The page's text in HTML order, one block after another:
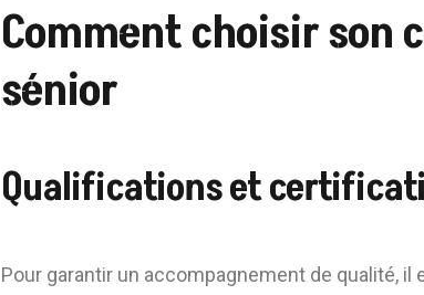
Comment choisir son
sénior
Qualifications et
Pour garantir un accompagnement de qualité,